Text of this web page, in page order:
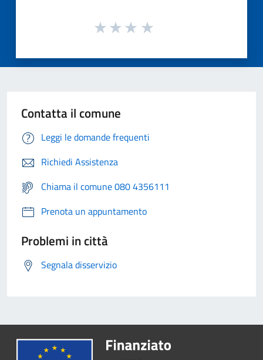
Contatta il comune
Leggi le domande frequenti
Richiedi Assistenza
Chiama il comune 080 4356111
Prenota un appuntamento
Problemi in città
Segnala disservizio